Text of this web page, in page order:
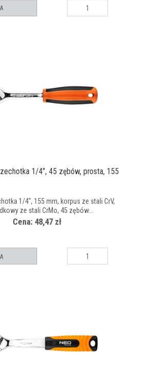
1/4’’, 45 zębów, prosta, 155
1/4", 155 mm, korpus ze stali CrV,
ze stali CrMo, 45 zębów...
Cena: 48,47 zł